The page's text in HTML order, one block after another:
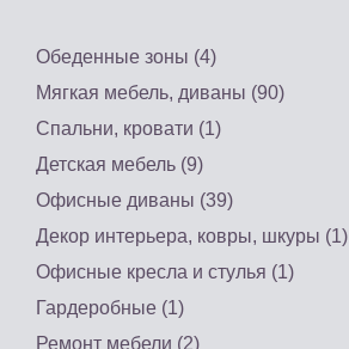
Обеденные зоны (4)
Мягкая мебель, диваны (90)
Спальни, кровати (1)
Детская мебель (9)
Офисные диваны (39)
Декор интерьера, ковры, шкуры (1)
Офисные кресла и стулья (1)
Гардеробные (1)
Ремонт мебели (2)